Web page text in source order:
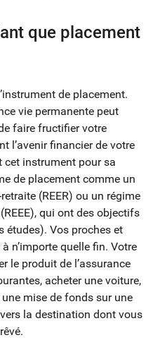
que placement
de placement.
vie permanente peut
faire fructifier votre
l’avenir financier de votre
instrument pour sa
de placement comme un
(REER) ou un régime
qui ont des objectifs
études). Vos proches et
n’importe quelle fin. Votre
le produit de l’assurance
acheter une voiture,
mise de fonds sur une
la destination dont vous